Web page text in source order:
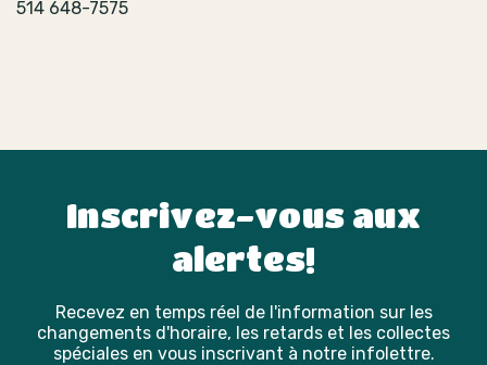
514 648-7575
Inscrivez-vous aux
alertes!
Recevez en temps réel de l'information sur les
changements d'horaire, les retards et les collectes
spéciales en vous inscrivant à notre infolettre.